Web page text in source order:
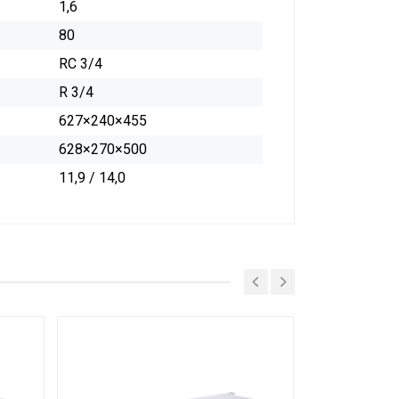
1,6
80
RC 3/4
R 3/4
627×240×455
628×270×500
11,9 / 14,0